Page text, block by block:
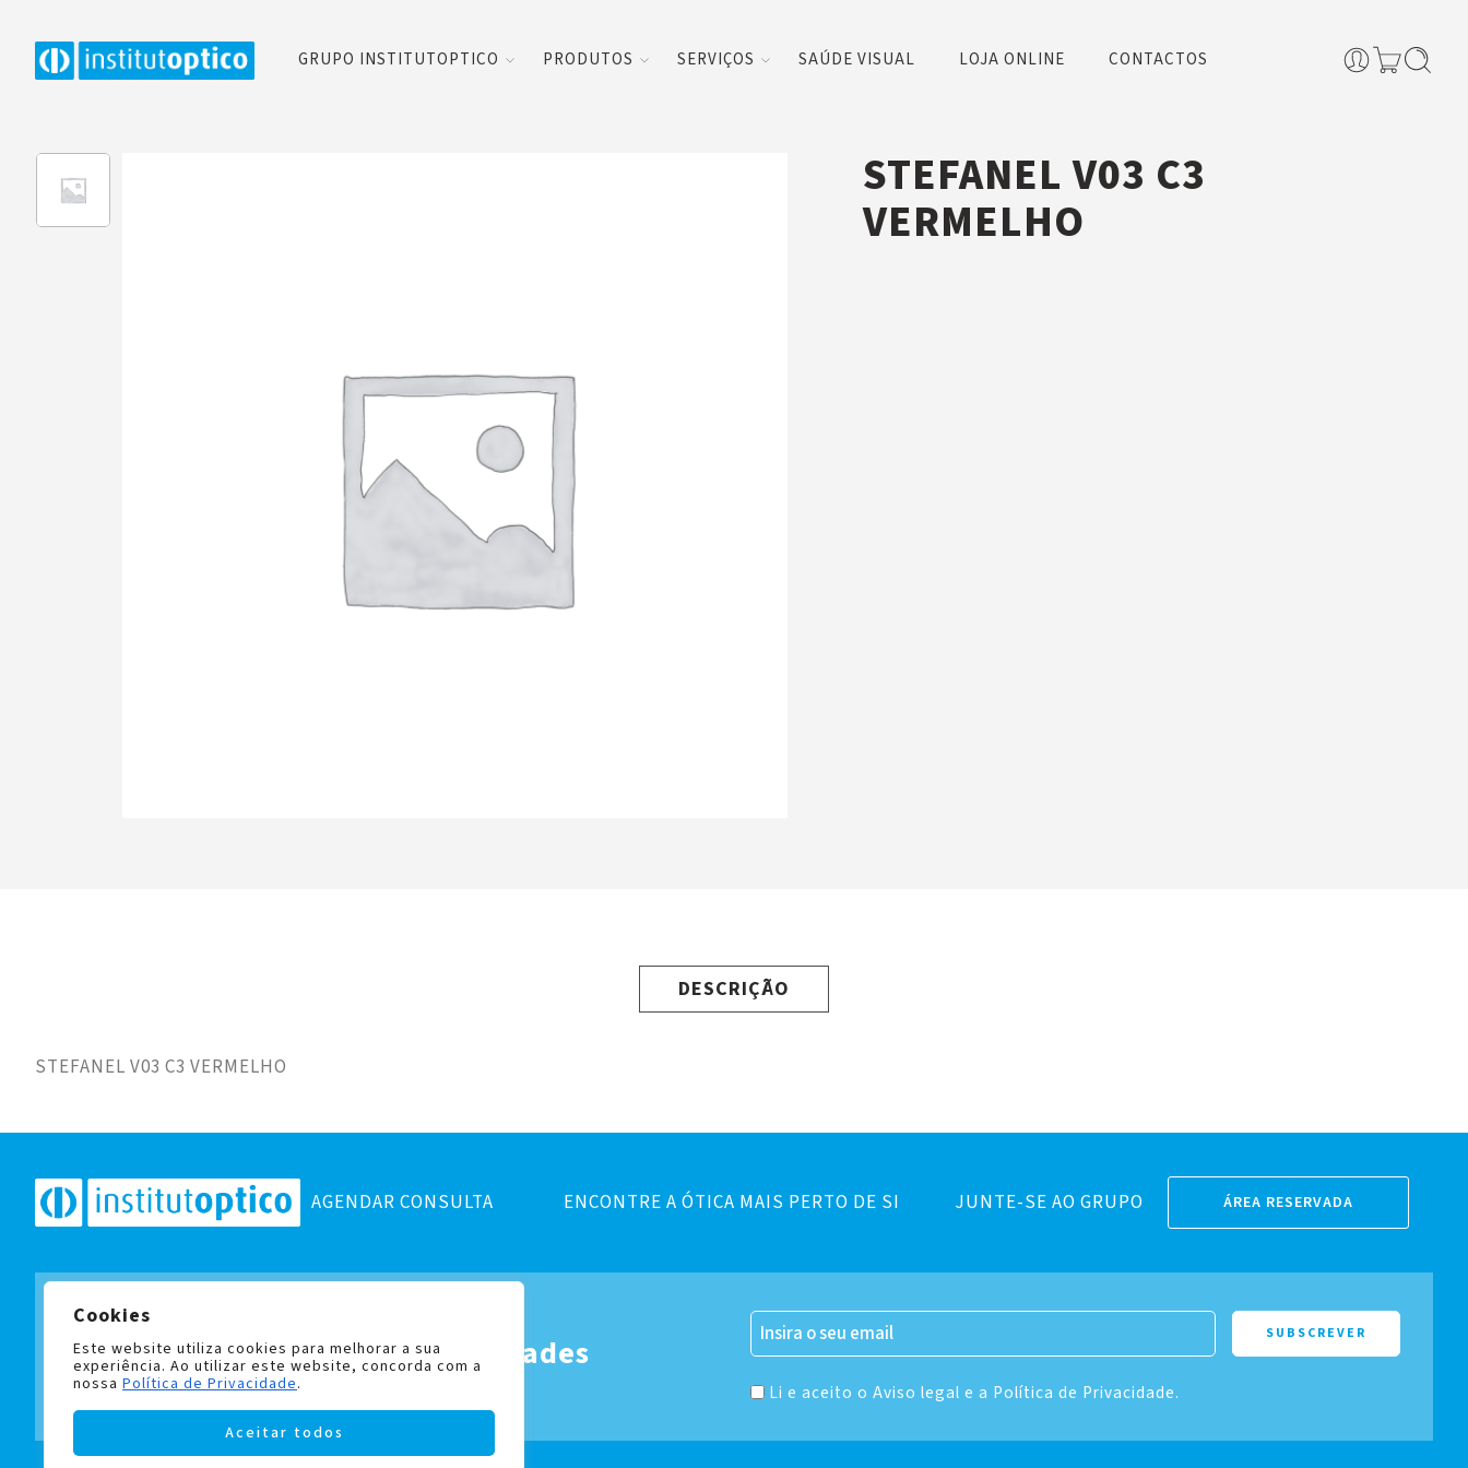
Cookies
Este website utiliza cookies para melhorar a sua
experiência. Ao utilizar este website, concorda com a
nossa Política de Privacidade.
Aceitar todos
GRUPO INSTITUTOPTICO PRODUTOS SERVIÇOS SAÚDE VISUAL LOJA ONLINE CONTACTOS
STEFANEL V03 C3
VERMELHO
DESCRIÇÃO
STEFANEL V03 C3 VERMELHO
AGENDAR CONSULTA ENCONTRE A ÓTICA MAIS PERTO DE SI JUNTE-SE AO GRUPO ÁREA RESERVADA
Subscreva a nossa newsletter
e fique a par de todas as novidades
Li e aceito o Aviso legal e a Política de Privacidade.